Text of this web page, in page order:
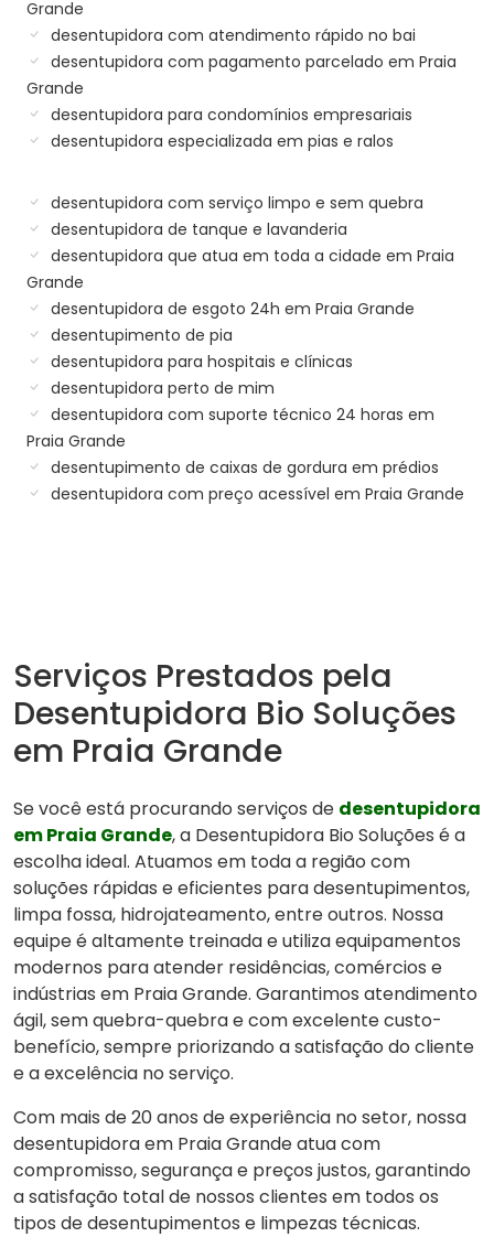
Grande
desentupidora com atendimento rápido no bai
desentupidora com pagamento parcelado em Praia
Grande
desentupidora para condomínios empresariais
desentupidora especializada em pias e ralos
desentupidora com serviço limpo e sem quebra
desentupidora de tanque e lavanderia
desentupidora que atua em toda a cidade em Praia
Grande
desentupidora de esgoto 24h em Praia Grande
desentupimento de pia
desentupidora para hospitais e clínicas
desentupidora perto de mim
desentupidora com suporte técnico 24 horas em
Praia Grande
desentupimento de caixas de gordura em prédios
desentupidora com preço acessível em Praia Grande
Serviços Prestados pela
Desentupidora Bio Soluções
em Praia Grande
Se você está procurando serviços de desentupidora
em Praia Grande, a Desentupidora Bio Soluções é a
escolha ideal. Atuamos em toda a região com
soluções rápidas e eficientes para desentupimentos,
limpa fossa, hidrojateamento, entre outros. Nossa
equipe é altamente treinada e utiliza equipamentos
modernos para atender residências, comércios e
indústrias em Praia Grande. Garantimos atendimento
ágil, sem quebra-quebra e com excelente custo-
benefício, sempre priorizando a satisfação do cliente
e a excelência no serviço.
Com mais de 20 anos de experiência no setor, nossa
desentupidora em Praia Grande atua com
compromisso, segurança e preços justos, garantindo
a satisfação total de nossos clientes em todos os
tipos de desentupimentos e limpezas técnicas.